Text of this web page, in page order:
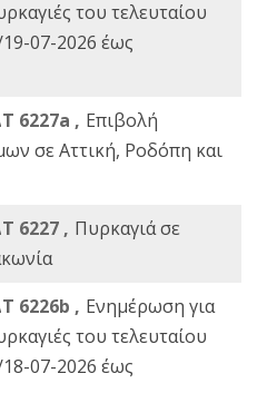
του τελευταίου
07-2026 έως
6227a , Επιβολή
σε Αττική, Ροδόπη και
6227 , Πυρκαγιά σε
6226b , Ενημέρωση για
του τελευταίου
07-2026 έως